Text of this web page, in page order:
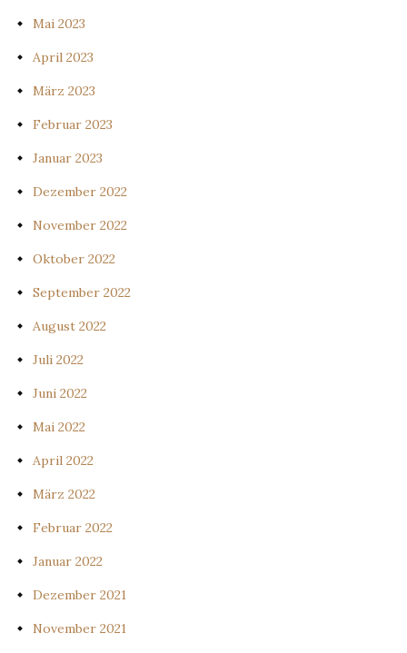
Mai 2023
April 2023
März 2023
Februar 2023
Januar 2023
Dezember 2022
November 2022
Oktober 2022
September 2022
August 2022
Juli 2022
Juni 2022
Mai 2022
April 2022
März 2022
Februar 2022
Januar 2022
Dezember 2021
November 2021